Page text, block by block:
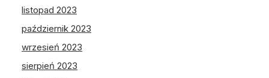
listopad 2023
październik 2023
wrzesień 2023
sierpień 2023